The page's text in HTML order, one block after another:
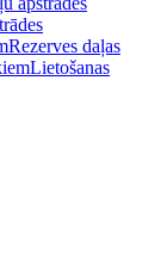
Rezerves daļas
Lietošanas